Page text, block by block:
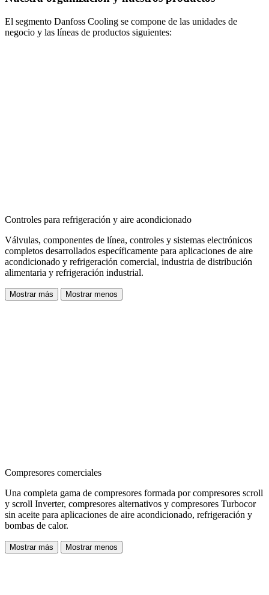
El segmento Danfoss Cooling se compone de las unidades de
negocio y las líneas de productos siguientes:
Controles para refrigeración y aire acondicionado
Válvulas, componentes de línea, controles y sistemas electrónicos
completos desarrollados específicamente para aplicaciones de aire
acondicionado y refrigeración comercial, industria de distribución
alimentaria y refrigeración industrial.
Mostrar más Mostrar menos
Compresores comerciales
Una completa gama de compresores formada por compresores scroll
y scroll Inverter, compresores alternativos y compresores Turbocor
sin aceite para aplicaciones de aire acondicionado, refrigeración y
bombas de calor.
Mostrar más Mostrar menos